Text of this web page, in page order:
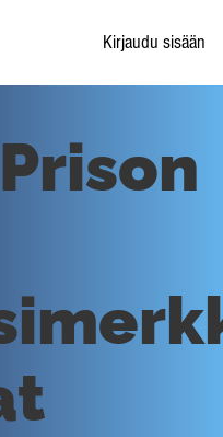
Kirjaudu sisään